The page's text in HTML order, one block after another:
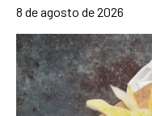
8 de agosto de 2026